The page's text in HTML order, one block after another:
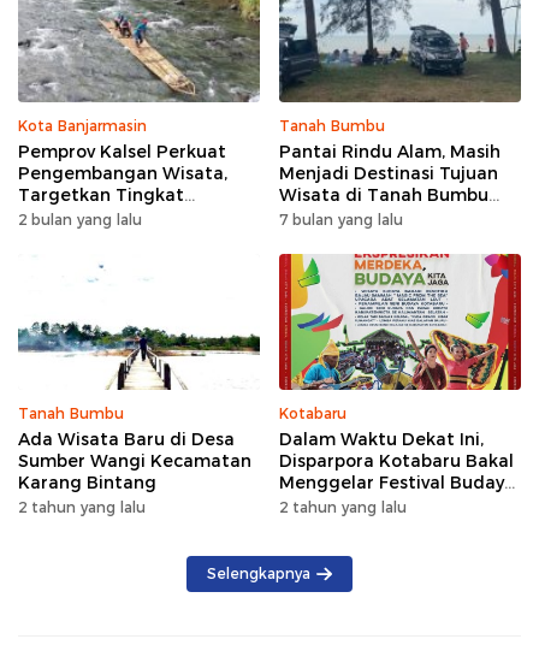
Kota Banjarmasin
Pemprov Kalsel Perkuat
Pengembangan Wisata,
Targetkan Tingkat
Kunjungan Naik 5 Persen di
2 bulan yang lalu
Tanah Bumbu
Pantai Rindu Alam, Masih
Menjadi Destinasi Tujuan
Wisata di Tanah Bumbu
dengan Rindangnya Pohon
7 bulan yang lalu
Tanah Bumbu
Ada Wisata Baru di Desa
Sumber Wangi Kecamatan
Karang Bintang
2 tahun yang lalu
Kotabaru
Dalam Waktu Dekat Ini,
Disparpora Kotabaru Bakal
Menggelar Festival Budaya
Saijaan 2024
2 tahun yang lalu
Selengkapnya